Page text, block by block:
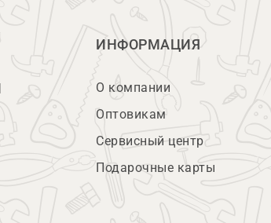
ИНФОРМАЦИЯ
О компании
Оптовикам
Сервисный центр
Подарочные карты